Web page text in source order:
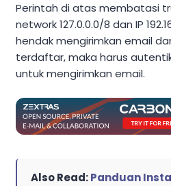
Perintah di atas membatasi
network 127.0.0.0/8 dan IP
hendak mengirimkan email
terdaftar, maka harus
untuk mengirimkan email.
Also Read:Panduan